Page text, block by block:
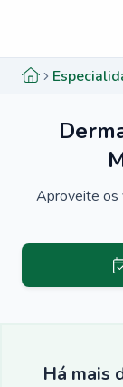
Aproveite os
Há mais